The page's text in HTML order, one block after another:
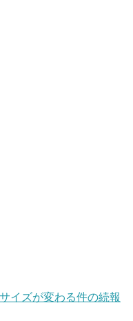
イズが変わる件の続報